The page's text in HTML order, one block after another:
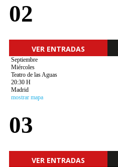
02
VER ENTRADAS
Septiembre
Miércoles
Teatro de las Aguas
20:30 H
Madrid
mostrar mapa
03
VER ENTRADAS